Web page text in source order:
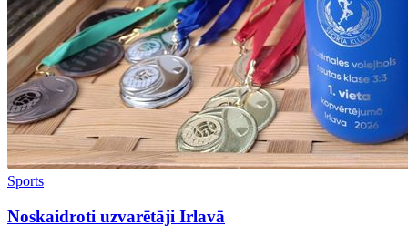
Sports
Noskaidroti uzvarētāji Irlavā